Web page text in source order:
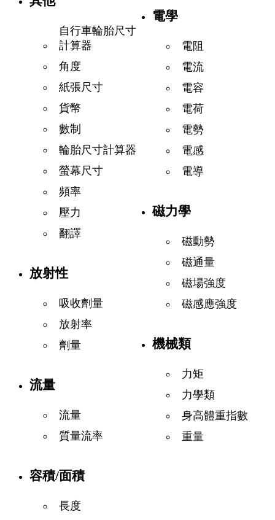
自行車輪胎尺寸
計算器
角度
紙張尺寸
貨幣
數制
輪胎尺寸計算器
螢幕尺寸
頻率
壓力
翻譯
放射性
吸收劑量
放射率
劑量
流量
流量
質量流率
容積/面積
長度
電學
電阻
電流
電容
電荷
電勢
電感
電導
磁力學
磁動勢
磁通量
磁場強度
磁感應強度
機械類
力矩
力學類
身高體重指數
重量